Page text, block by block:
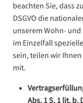
beachten Sie, dass
DSGVO die
unserem Wohn-
im Einzelfall
sein, teilen wir
mit.
Abs. 1 S. 1 lit. b.